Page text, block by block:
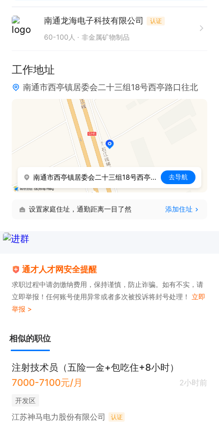
3. 独立完成上模、调机、拆模等工作流程，保障生产
效率与质量。
5. 依据基础机械知识及机械图，进行有效的生产操作
与调整。
只需两步，轻松找工作：1、先点击投简历；2、再打
电话。联系时请说在【通才人才网】上看到的！
南通龙海电子科技有限公司 认证
60-100人 非金属矿物制品
工作地址
南通市西亭镇居委会二十三组18号西亭路口往北
南通市西亭镇居委会二十三组18号西亭路口往北 去导航
设置家庭住址，通勤距离一目了然 添加住址
通才人才网安全提醒
求职过程中请勿缴纳费用，保持谨慎，防止诈骗。如有不实，请
立即举报！任何账号使用异常或者多次被投诉将封号处理！ 立即
举报 >
相似的职位
注射技术员（五险一金+包吃住+8小时）
7000-7100元/月
2小时前
开发区
江苏神马电力股份有限公司 认证